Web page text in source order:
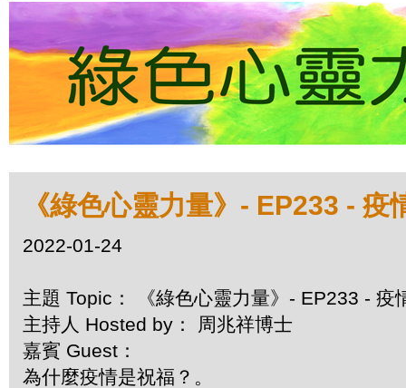
《綠色心靈力量》- EP233 - 疫
2022-01-24
主題 Topic： 《綠色心靈力量》- EP233 - 疫
主持人 Hosted by： 周兆祥博士
嘉賓 Guest：
為什麼疫情是祝福？。